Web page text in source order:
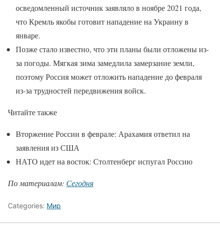
осведомленный источник заявляло в ноябре 2021 года,
что Кремль якобы готовит нападение на Украину в
январе.
Позже стало известно, что эти планы были отложены из-
за погоды. Мягкая зима замедлила замерзание земли,
поэтому Россия может отложить нападение до февраля
из-за трудностей передвижения войск.
Читайте также
Вторжение России в феврале: Арахамия ответил на
заявления из США
НАТО идет на восток: Столтенберг испугал Россию
По материалам: Сегодня
Categories: Мир